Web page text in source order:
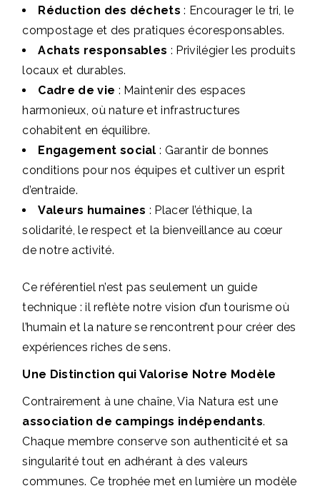
Réduction des déchets : Encourager le tri, le
compostage et des pratiques écoresponsables.
Achats responsables : Privilégier les produits
locaux et durables.
Cadre de vie : Maintenir des espaces
harmonieux, où nature et infrastructures
cohabitent en équilibre.
Engagement social : Garantir de bonnes
conditions pour nos équipes et cultiver un esprit
d’entraide.
Valeurs humaines : Placer l’éthique, la
solidarité, le respect et la bienveillance au cœur
de notre activité.
Ce référentiel n’est pas seulement un guide
technique : il reflète notre vision d’un tourisme où
l’humain et la nature se rencontrent pour créer des
expériences riches de sens.
Une Distinction qui Valorise Notre Modèle
Contrairement à une chaîne, Via Natura est une
association de campings indépendants.
Chaque membre conserve son authenticité et sa
singularité tout en adhérant à des valeurs
communes. Ce trophée met en lumière un modèle